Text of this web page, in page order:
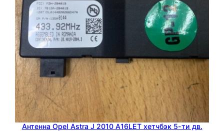
д
н
.
Антенна Opel Astra J 2010 A16LET хетчбэк 5-ти дв.